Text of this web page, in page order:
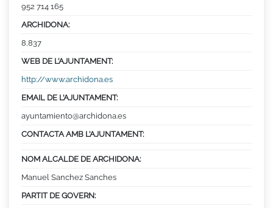
952 714 165
ARCHIDONA:
8,837
WEB DE L’AJUNTAMENT:
http://www.archidona.es
EMAIL DE L’AJUNTAMENT:
ayuntamiento@archidona.es
CONTACTA AMB L’AJUNTAMENT:
NOM ALCALDE DE ARCHIDONA:
Manuel Sanchez Sanches
PARTIT DE GOVERN: